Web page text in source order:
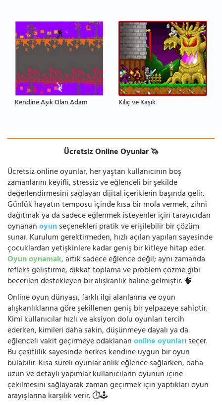
Kendine Aşık Olan Adam Kılıç ve Kaşık
Ücretsiz Online Oyunlar 🦄
Ücretsiz online oyunlar, her yaştan kullanıcının boş
zamanlarını keyifli, stressiz ve eğlenceli bir şekilde
değerlendirmesini sağlayan dijital içeriklerin başında gelir.
Günlük hayatın temposu içinde kısa bir mola vermek, zihni
dağıtmak ya da sadece eğlenmek isteyenler için tarayıcıdan
oynananoyunseçenekleri pratik ve erişilebilir bir çözüm
sunar. Kurulum gerektirmeden, hızlı açılan yapıları sayesinde
çocuklardan yetişkinlere kadar geniş bir kitleye hitap eder.
Oyun oynamak, artık sadece eğlence değil; aynı zamanda
refleks geliştirme, dikkat toplama ve problem çözme gibi
becerileri destekleyen bir alışkanlık haline gelmiştir. 🧠
Online oyun dünyası, farklı ilgi alanlarına ve oyun
alışkanlıklarına göre şekillenen geniş bir yelpazeye sahiptir.
Kimi kullanıcılar hızlı ve aksiyon dolu oyunları tercih
ederken, kimileri daha sakin, düşünmeye dayalı ya da
eğlenceli vakit geçirmeye odaklananonline oyunları seçer.
Bu çeşitlilik sayesinde herkes kendine uygun bir oyun
bulabilir. Kısa süreli oyunlar anlık eğlence sağlarken, daha
uzun ve detaylı yapımlar kullanıcıların oyunun içine
çekilmesini sağlayarak zaman geçirmek için yaptıkları oyun
arayışlarına karşılık verir. ⏱️🕹️